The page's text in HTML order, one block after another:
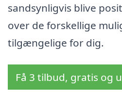
sandsynligvis blive
over de forskellige
tilgængelige for dig.
Få 3 tilbud, gratis og